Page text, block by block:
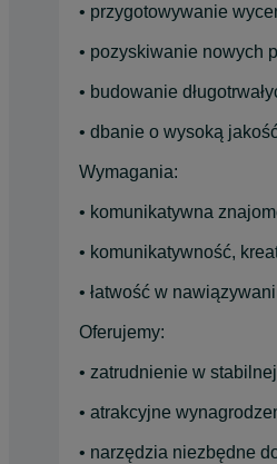
• przygotowywanie
• pozyskiwanie nowych
• budowanie
• dbanie o wysoką
Wymagania:
• komunikatywna
• komunikatywność,
• łatwość w
Oferujemy:
• zatrudnienie w
• atrakcyjne
• narzędzia niezbędne